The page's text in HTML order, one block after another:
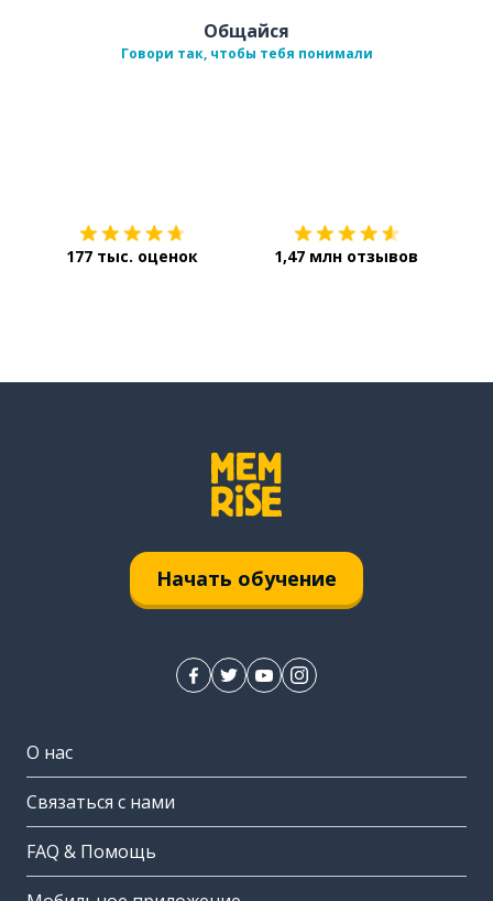
Общайся
Говори так, чтобы тебя понимали
177 тыс. оценок 1,47 млн отзывов
Начать обучение
О нас
Связаться с нами
FAQ & Помощь